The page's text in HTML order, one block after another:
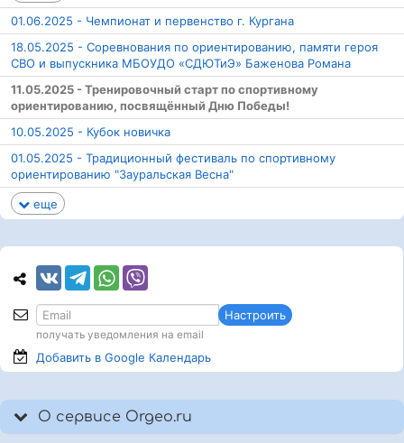
01.06.2025 - Чемпионат и первенство г. Кургана
18.05.2025 - Соревнования по ориентированию, памяти героя
СВО и выпускника МБОУДО «СДЮТиЭ» Баженова Романа
11.05.2025 - Тренировочный старт по спортивному
ориентированию, посвящённый Дню Победы!
10.05.2025 - Кубок новичка
01.05.2025 - Традиционный фестиваль по спортивному
ориентированию "Зауральская Весна"
еще
Настроить
получать уведомления на email
Добавить в Google Календарь
О сервисе Orgeo.ru